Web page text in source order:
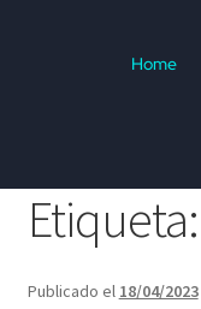
Home
Etiqueta:
Publicado el 18/04/2023